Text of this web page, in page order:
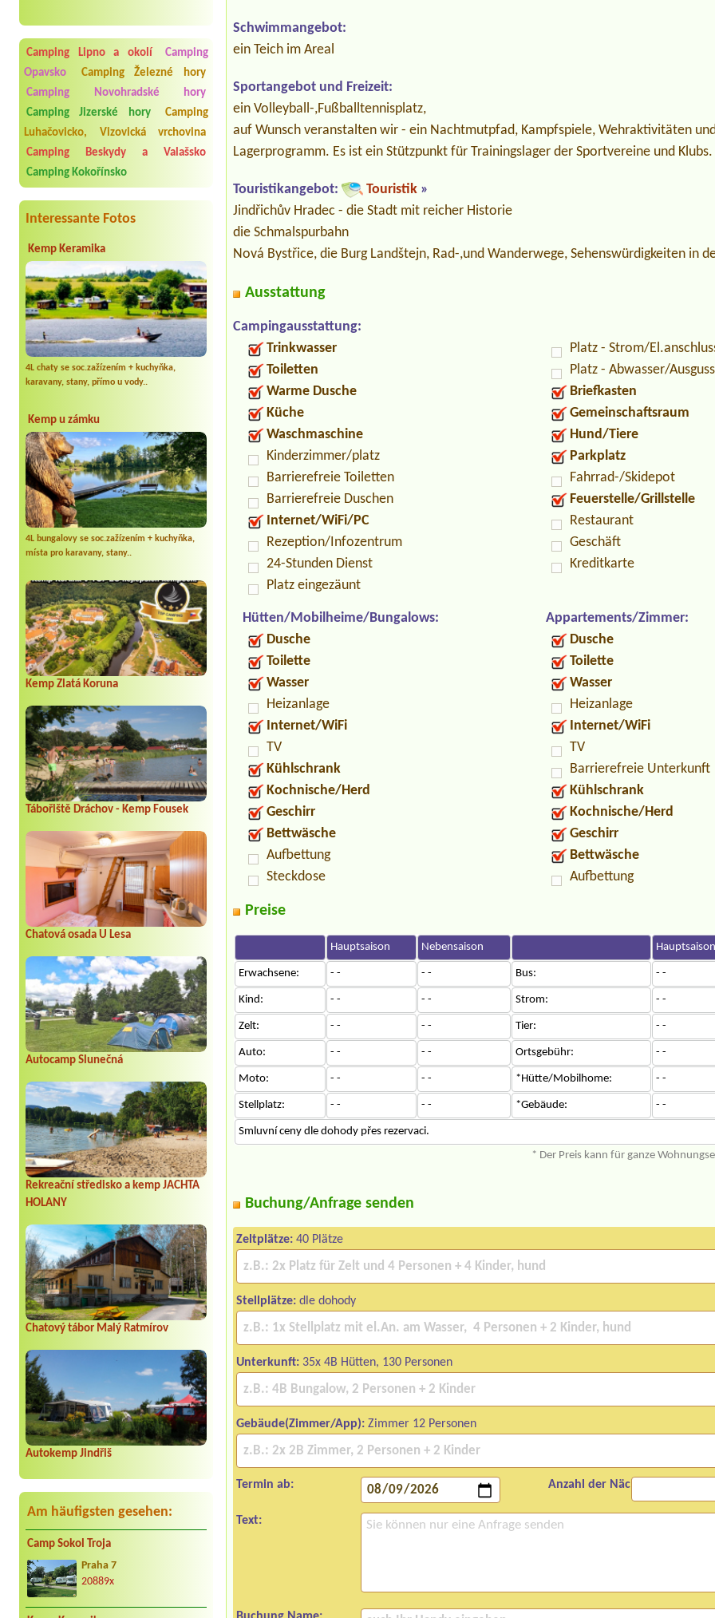
Camping Lipno a okolí
Camping
Opavsko
Camping Železné hory
Camping Novohradské hory
Camping Jizerské hory
Camping
Luhačovicko, Vizovická vrchovina
Camping Beskydy a Valašsko
Camping Kokořínsko
Interessante Fotos
Kemp Keramika
4L chaty se soc.zažízením + kuchyňka,
karavany, stany, přímo u vody..
Kemp u zámku
4L bungalovy se soc.zažízením + kuchyňka,
místa pro karavany, stany..
Kemp Zlatá Koruna
Tábořiště Dráchov - Kemp Fousek
Chatová osada U Lesa
Autocamp Slunečná
Rekreační středisko a kemp JACHTA
HOLANY
Chatový tábor Malý Ratmírov
Autokemp Jindřiš
Am häufigsten gesehen:
Camp Sokol Troja
Praha 7
20889x
Schwimmangebot:
ein Teich im Areal
Sportangebot und Freizeit:
ein Volleyball-,Fußballtennisplatz,
auf Wunsch veranstalten wir - ein Nachtmutpfad, Kampfspiele, Wehraktivitäten
Lagerprogramm. Es ist ein Stützpunkt für Trainingslager der Sportvereine und Klubs.
Touristikangebot: Touristik »
Jindřichův Hradec - die Stadt mit reicher Historie
die Schmalspurbahn
Nová Bystřice, die Burg Landštejn, Rad-,und Wanderwege, Sehenswürdigkeiten in
Ausstattung
Campingausstattung:
Trinkwasser
Toiletten
Warme Dusche
Küche
Waschmaschine
Kinderzimmer/platz
Barrierefreie Toiletten
Barrierefreie Duschen
Internet/WiFi/PC
Rezeption/Infozentrum
24-Stunden Dienst
Platz eingezäunt
Platz - Strom/
Platz - Abwasser/Ausguss
Briefkasten
Gemeinschaftsraum
Hund/Tiere
Parkplatz
Fahrrad-/Skidepot
Feuerstelle/Grillstelle
Restaurant
Geschäft
Kreditkarte
Hütten/Mobilheime/Bungalows:
Dusche
Toilette
Wasser
Heizanlage
Internet/WiFi
TV
Kühlschrank
Kochnische/Herd
Geschirr
Bettwäsche
Aufbettung
Steckdose
Appartements/Zimmer:
Dusche
Toilette
Wasser
Heizanlage
Internet/WiFi
TV
Barrierefreie Unterkunft
Kühlschrank
Kochnische/Herd
Geschirr
Bettwäsche
Aufbettung
Preise
Hauptsaison Nebensaison Hauptsaison
Erwachsene: - - - - Bus: - -
Kind: - - - - Strom: - -
Zelt: - - - - Tier: - -
Auto: - - - - Ortsgebühr: - -
Moto: - - - - *Hütte/Mobilhome: - -
Stellplatz: - - - - *Gebäude: - -
Smluvní ceny dle dohody přes rezervaci.
* Der Preis kann für ganze
Buchung/Anfrage senden
Zeltplätze: 40 Plätze
Stellplätze: dle dohody
Unterkunft: 35x 4B Hütten, 130 Personen
Gebäude(Zimmer/App): Zimmer 12 Personen
Termin ab: Anzahl der Nächte:
Text: